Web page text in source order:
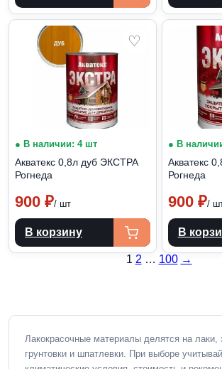
♡
● В наличии: 4 шт
Акватекс 0,8л дуб ЭКСТРА
Рогнеда
900 ₽/ шт
В корзину
● В
Акватекс
Рогнеда
900 ₽/
В
Posts
1 2 … 100 →
Лакокрасочные материалы делятся на лаки,
грунтовки и шпатлевки. При выборе